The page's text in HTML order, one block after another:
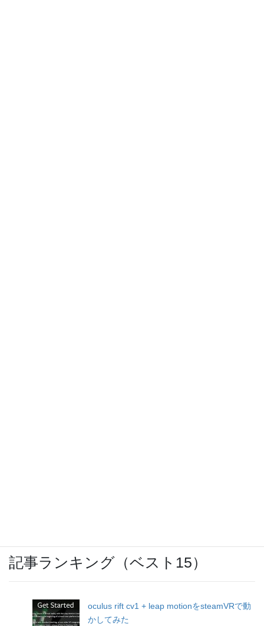
記事ランキング（ベスト15）
oculus rift cv1 + leap motionをsteamVRで動
かしてみた